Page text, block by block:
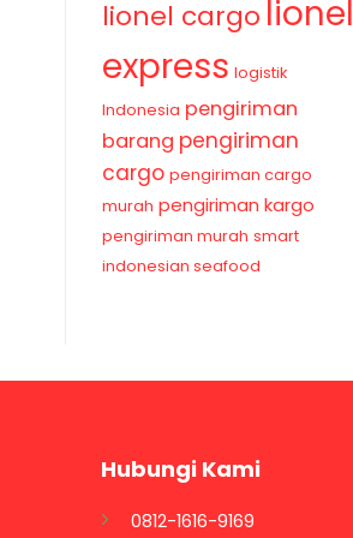
lionel cargo lionel
express logistik
Indonesia pengiriman
barang pengiriman
cargo pengiriman cargo
murah pengiriman kargo
pengiriman murah smart
indonesian seafood
Hubungi Kami
0812-1616-9169